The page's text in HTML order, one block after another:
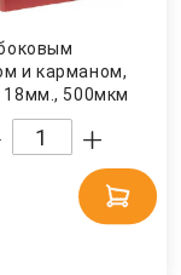
и карманом,
18мм., 500мкм
до 120 лист.,